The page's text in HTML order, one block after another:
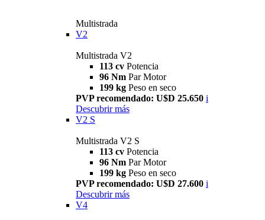
Multistrada
V2
Multistrada V2
113 cv Potencia
96 Nm Par Motor
199 kg Peso en seco
PVP recomendado: U$D 25.650 i
Descubrir más
V2 S
Multistrada V2 S
113 cv Potencia
96 Nm Par Motor
199 kg Peso en seco
PVP recomendado: U$D 27.600 i
Descubrir más
V4